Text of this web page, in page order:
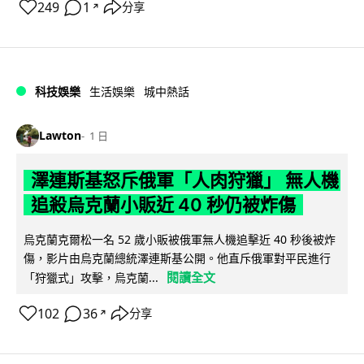
249 1 ↗ 分享
科技娛樂 生活娛樂 城中熱話
Lawton 1 日
澤連斯基怒斥俄軍「人肉狩獵」 無人機
追殺烏克蘭小販近 40 秒仍被炸傷
烏克蘭克爾松一名 52 歲小販被俄軍無人機追擊近 40 秒後被炸
傷，影片由烏克蘭總統澤連斯基公開。他直斥俄軍對平民進行
「狩獵式」攻擊，烏克蘭...
閱讀全文
102 36 ↗ 分享